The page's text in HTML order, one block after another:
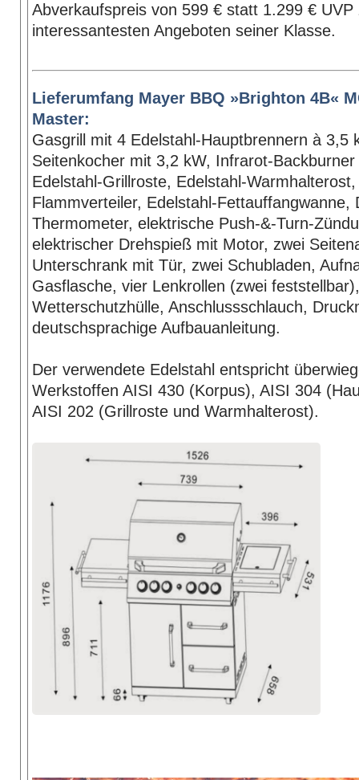
Abverkaufspreis von 599 € statt 1.299 €
interessantesten Angeboten seiner Klasse.
Lieferumfang Mayer BBQ »Brighton 4B«
Master:
Gasgrill mit 4 Edelstahl-Hauptbrennern à 3,5
Seitenkocher mit 3,2 kW, Infrarot-
Edelstahl-Grillroste, Edelstahl-
Flammverteiler, Edelstahl-Fettauffangwanne,
Thermometer, elektrische Push-&-Turn-
elektrischer Drehspieß mit Motor, zwei
Unterschrank mit Tür, zwei Schubladen,
Gasflasche, vier Lenkrollen (zwei feststellbar),
Wetterschutzhülle, Anschlussschlauch,
deutschsprachige Aufbauanleitung.
Der verwendete Edelstahl entspricht
Werkstoffen AISI 430 (Korpus), AISI 304
AISI 202 (Grillroste und Warmhalterost).